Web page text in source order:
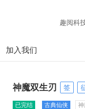
趣阅科
加入我们
神魔双生刃 签
已完结 古典仙侠 神